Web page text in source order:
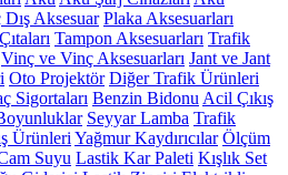
Aksesuar Plaka Aksesuarları
Tampon Aksesuarları Trafik
Vinç ve Vinç Aksesuarları Jant ve Jant
Oto Projektör Diğer Trafik Ürünleri
Sigortaları Benzin Bidonu Acil Çıkış
Seyyar Lamba Trafik
Ürünleri Yağmur Kaydırıcılar Ölçüm
Suyu Lastik Kar Paleti Kışlık Set